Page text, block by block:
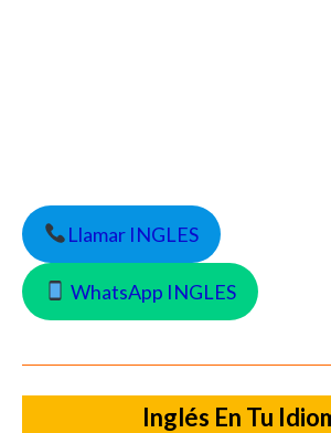
Llamar INGLES
WhatsApp INGLES
Inglés En Tu